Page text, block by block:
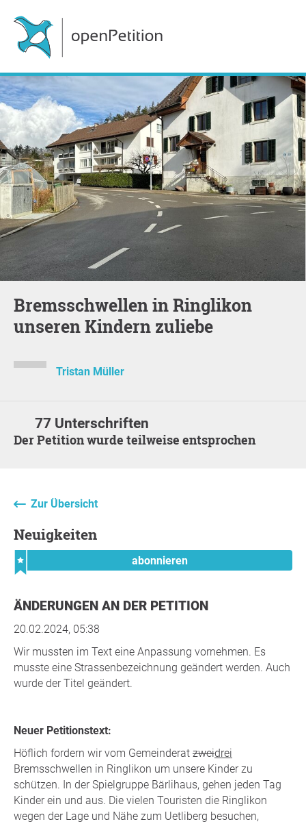
Bremsschwellen in Ringlikon
unseren Kindern zuliebe
Tristan Müller
77 Unterschriften
Der Petition wurde teilweise entsprochen
Zur Übersicht
Neuigkeiten
abonnieren
ÄNDERUNGEN AN DER PETITION
20.02.2024, 05:38
Wir mussten im Text eine Anpassung vornehmen. Es
musste eine Strassenbezeichnung geändert werden. Auch
wurde der Titel geändert.
Neuer Petitionstext:
Höflich fordern wir vom Gemeinderat zweidrei
Bremsschwellen in Ringlikon um unsere Kinder zu
schützen. In der Spielgruppe Bärlihaus, gehen jeden Tag
Kinder ein und aus. Die vielen Touristen die Ringlikon
wegen der Lage und Nähe zum Uetliberg besuchen,